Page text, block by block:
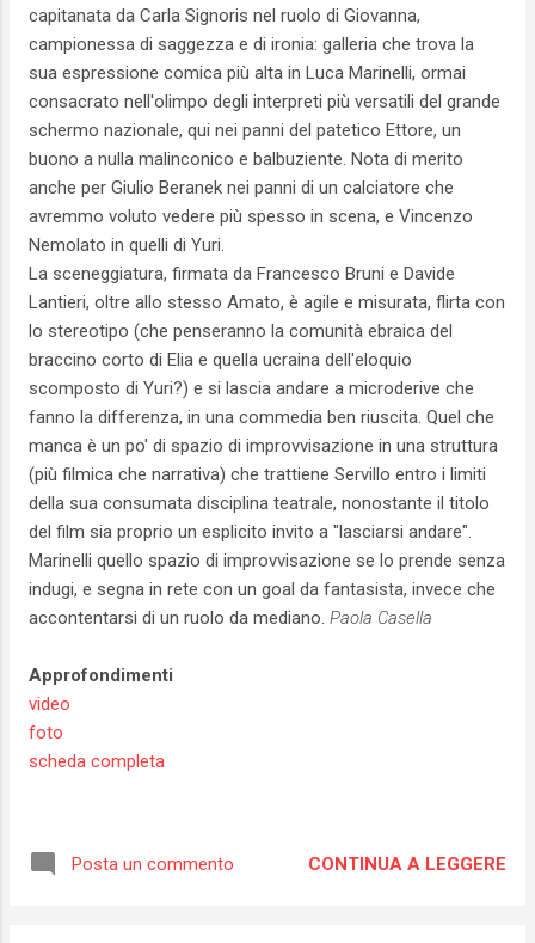
capitanata da Carla Signoris nel ruolo di Giovanna,
campionessa di saggezza e di ironia: galleria che trova la
sua espressione comica più alta in Luca Marinelli, ormai
consacrato nell'olimpo degli interpreti più versatili del grande
schermo nazionale, qui nei panni del patetico Ettore, un
buono a nulla malinconico e balbuziente. Nota di merito
anche per Giulio Beranek nei panni di un calciatore che
avremmo voluto vedere più spesso in scena, e Vincenzo
Nemolato in quelli di Yuri.
La sceneggiatura, firmata da Francesco Bruni e Davide
Lantieri, oltre allo stesso Amato, è agile e misurata, flirta con
lo stereotipo (che penseranno la comunità ebraica del
braccino corto di Elia e quella ucraina dell'eloquio
scomposto di Yuri?) e si lascia andare a microderive che
fanno la differenza, in una commedia ben riuscita. Quel che
manca è un po' di spazio di improvvisazione in una struttura
(più filmica che narrativa) che trattiene Servillo entro i limiti
della sua consumata disciplina teatrale, nonostante il titolo
del film sia proprio un esplicito invito a "lasciarsi andare".
Marinelli quello spazio di improvvisazione se lo prende senza
indugi, e segna in rete con un goal da fantasista, invece che
accontentarsi di un ruolo da mediano. Paola Casella
Approfondimenti
video
foto
scheda completa
Posta un commento CONTINUA A LEGGERE